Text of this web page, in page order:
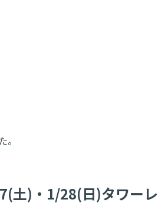
。
土)・1/28(日)タワーレ